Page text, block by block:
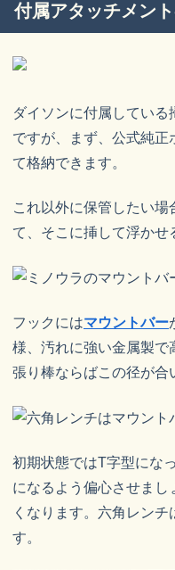
付属アタッチメン
ダイソンに付属してい
ですが、まず、公式純
て格納できます。
これ以外に保管したい場
て、そこに挿して浮かせ
フックにはマウントバー
様、汚れに強い金属製で
張り棒ならばこの径が合
初期状態ではT字型にな
になるよう偏心させまし
くなります。六角レン
す。